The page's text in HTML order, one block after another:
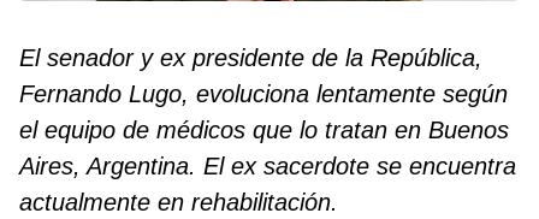
El senador y ex presidente de la República,
Fernando Lugo, evoluciona lentamente según
el equipo de médicos que lo tratan en Buenos
Aires, Argentina. El ex sacerdote se encuentra
actualmente en rehabilitación.